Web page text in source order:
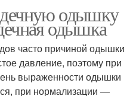
одышку
одышка
часто причиной одышки
давление, поэтому при
выраженности одышки
при нормализации —